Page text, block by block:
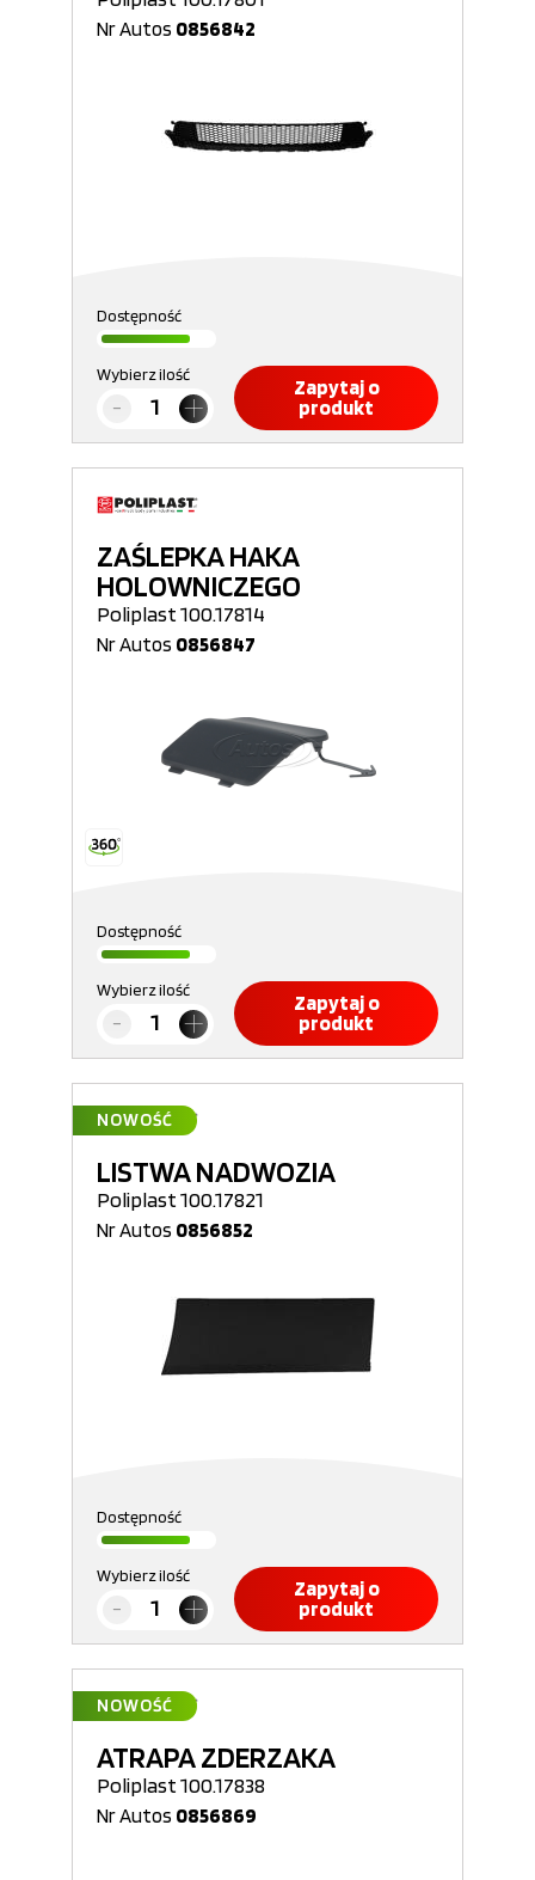
Nr Autos 0856842
Dostępność
Wybierz ilość
Zapytaj o
produkt
ZAŚLEPKA HAKA
HOLOWNICZEGO
Poliplast 100.17814
Nr Autos 0856847
Dostępność
Wybierz ilość
Zapytaj o
produkt
NOWOŚĆ
LISTWA NADWOZIA
Poliplast 100.17821
Nr Autos 0856852
Dostępność
Wybierz ilość
Zapytaj o
produkt
NOWOŚĆ
ATRAPA ZDERZAKA
Poliplast 100.17838
Nr Autos 0856869